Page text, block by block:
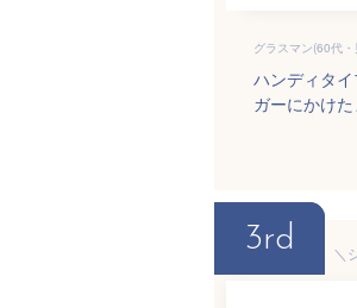
グラスマン(60代
ハンディタ
ガーにかけ
3rd